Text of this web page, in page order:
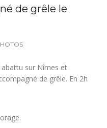
de grêle le
abattu sur Nîmes et
de grêle. En 2h